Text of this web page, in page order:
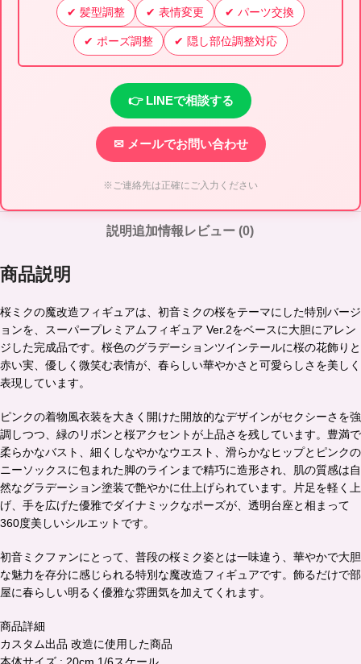
✔ 髪型調整 ✔ 表情変更 ✔ パーツ交換
✔ ポーズ調整 ✔ 隠し部位調整対応
👉 LINEで相談する
✉ メールでお問い合わせ
※ご連絡先は正確にご入力ください
説明追加情報レビュー (0)
商品説明
桜ミクの魔改造フィギュアは、初音ミクの桜をテーマにした特別バージ
ョンを、スーパープレミアムフィギュア Ver.2をベースに大胆にアレン
ジした完成品です。桜色のグラデーションツインテールに桜の花飾りと
赤い実、優しく微笑む表情が、春らしい華やかさと可愛らしさを美しく
表現しています。
ピンクの着物風衣装を大きく開けた開放的なデザインがセクシーさを強
調しつつ、緑のリボンと桜アクセントが上品さを残しています。豊満で
柔らかなバスト、細くしなやかなウエスト、滑らかなヒップとピンクの
ニーソックスに包まれた脚のラインまで精巧に造形され、肌の質感は自
然なグラデーション塗装で艶やかに仕上げられています。片足を軽く上
げ、手を広げた優雅でダイナミックなポーズが、透明台座と相まって
360度美しいシルエットです。
初音ミクファンにとって、普段の桜ミク姿とは一味違う、華やかで大胆
な魅力を存分に感じられる特別な魔改造フィギュアです。飾るだけで部
屋に春らしい明るく優雅な雰囲気を加えてくれます。
商品詳細
カスタム出品 改造に使用した商品